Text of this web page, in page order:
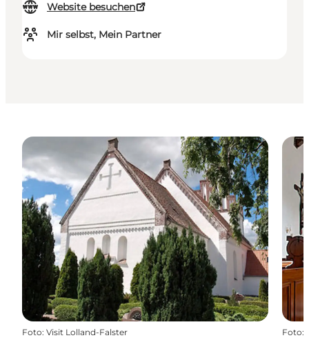
Website besuchen
Mir selbst, Mein Partner
Foto: Visit Lolland-Falster Foto: